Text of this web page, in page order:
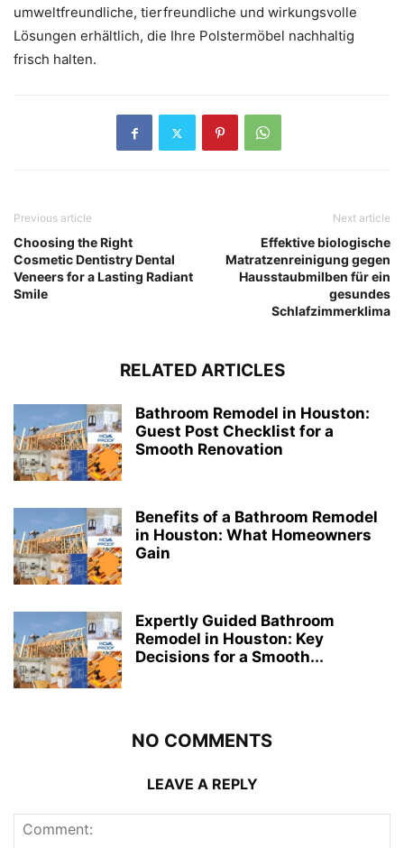
umweltfreundliche, tierfreundliche und wirkungsvolle
Lösungen erhältlich, die Ihre Polstermöbel nachhaltig
frisch halten.
Previous article
Choosing the Right
Cosmetic Dentistry Dental
Veneers for a Lasting Radiant
Smile
Next article
Effektive biologische
Matratzenreinigung gegen
Hausstaubmilben für ein
gesundes
Schlafzimmerklima
RELATED ARTICLES
Bathroom Remodel in Houston:
Guest Post Checklist for a
Smooth Renovation
Benefits of a Bathroom Remodel
in Houston: What Homeowners
Gain
Expertly Guided Bathroom
Remodel in Houston: Key
Decisions for a Smooth...
NO COMMENTS
LEAVE A REPLY